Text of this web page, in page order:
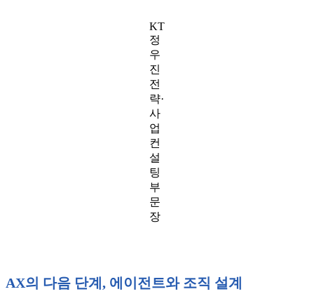
KT
정
우
진
전
략·
사
업
컨
설
팅
부
문
장
AX의 다음 단계, 에이전트와 조직 설계